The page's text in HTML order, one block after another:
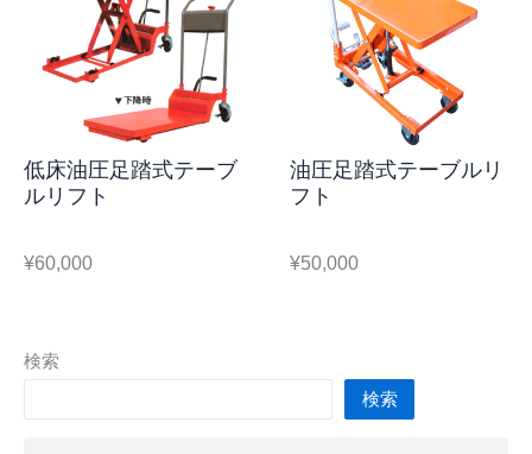
検索
検索
低床油圧足踏式テーブ
ルリフト
¥60,000
油圧足踏式テーブルリ
フト
¥50,000